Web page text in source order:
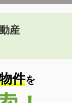
産
件を